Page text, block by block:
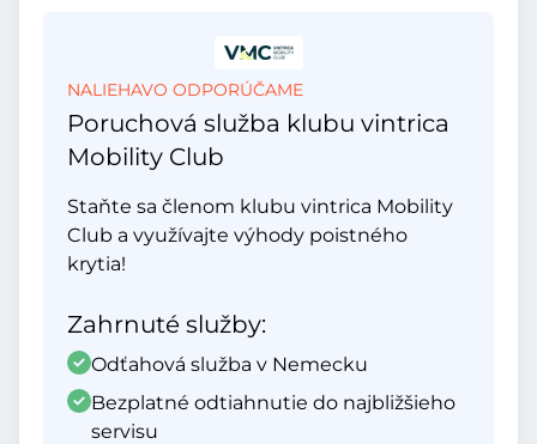
NALIEHAVO ODPORÚČAME
Poruchová služba klubu vintrica
Mobility Club
Staňte sa členom klubu vintrica Mobility
Club a využívajte výhody poistného
krytia!
Zahrnuté služby:
Odťahová služba v Nemecku
Bezplatné odtiahnutie do najbližšieho
servisu